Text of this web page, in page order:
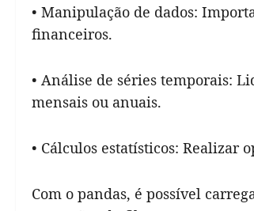
• Manipulação de dados:
financeiros.
• Análise de séries temporais:
mensais ou anuais.
• Cálculos estatísticos: Realizar
Com o pandas, é possível